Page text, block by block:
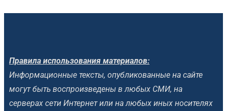
Правила использования материалов:
Информационные тексты, опубликованные на сайте
могут быть воспроизведены в любых СМИ, на
серверах сети Интернет или на любых иных носителях